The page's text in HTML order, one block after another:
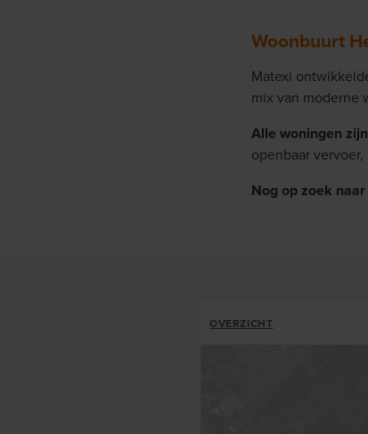
Woonbuurt
Matexi
mix van moderne
Alle woningen
openbaar
Nog op zoek
OVERZICHT